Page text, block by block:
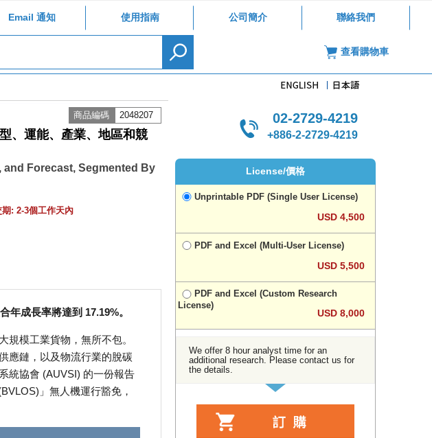
Email 通知 使用指南 公司簡介 聯絡我們
查看購物車
商品編碼 2048207
、運能、產業、地區和競
Forecast, Segmented By
期: 2-3個工作天內
年成長率將達到 17.19%。
模工業貨物，無所不包。
應鏈，以及物流行業的脫碳
統協會 (AUVSI) 的一份報告
」無人機運行豁免，
02-2729-4219
+886-2-2729-4219
License/價格
Unprintable PDF (Single User License)
USD 4,500
PDF and Excel (Multi-User License)
USD 5,500
PDF and Excel (Custom Research
License)
USD 8,000
We offer 8 hour analyst time for an
additional research. Please contact us for
the details.